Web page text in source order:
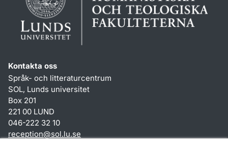
Kontakta oss
Språk- och litteraturcentrum
SOL, Lunds universitet
Box 201
221 00 LUND
046-222 32 10
reception@sol.lu.se